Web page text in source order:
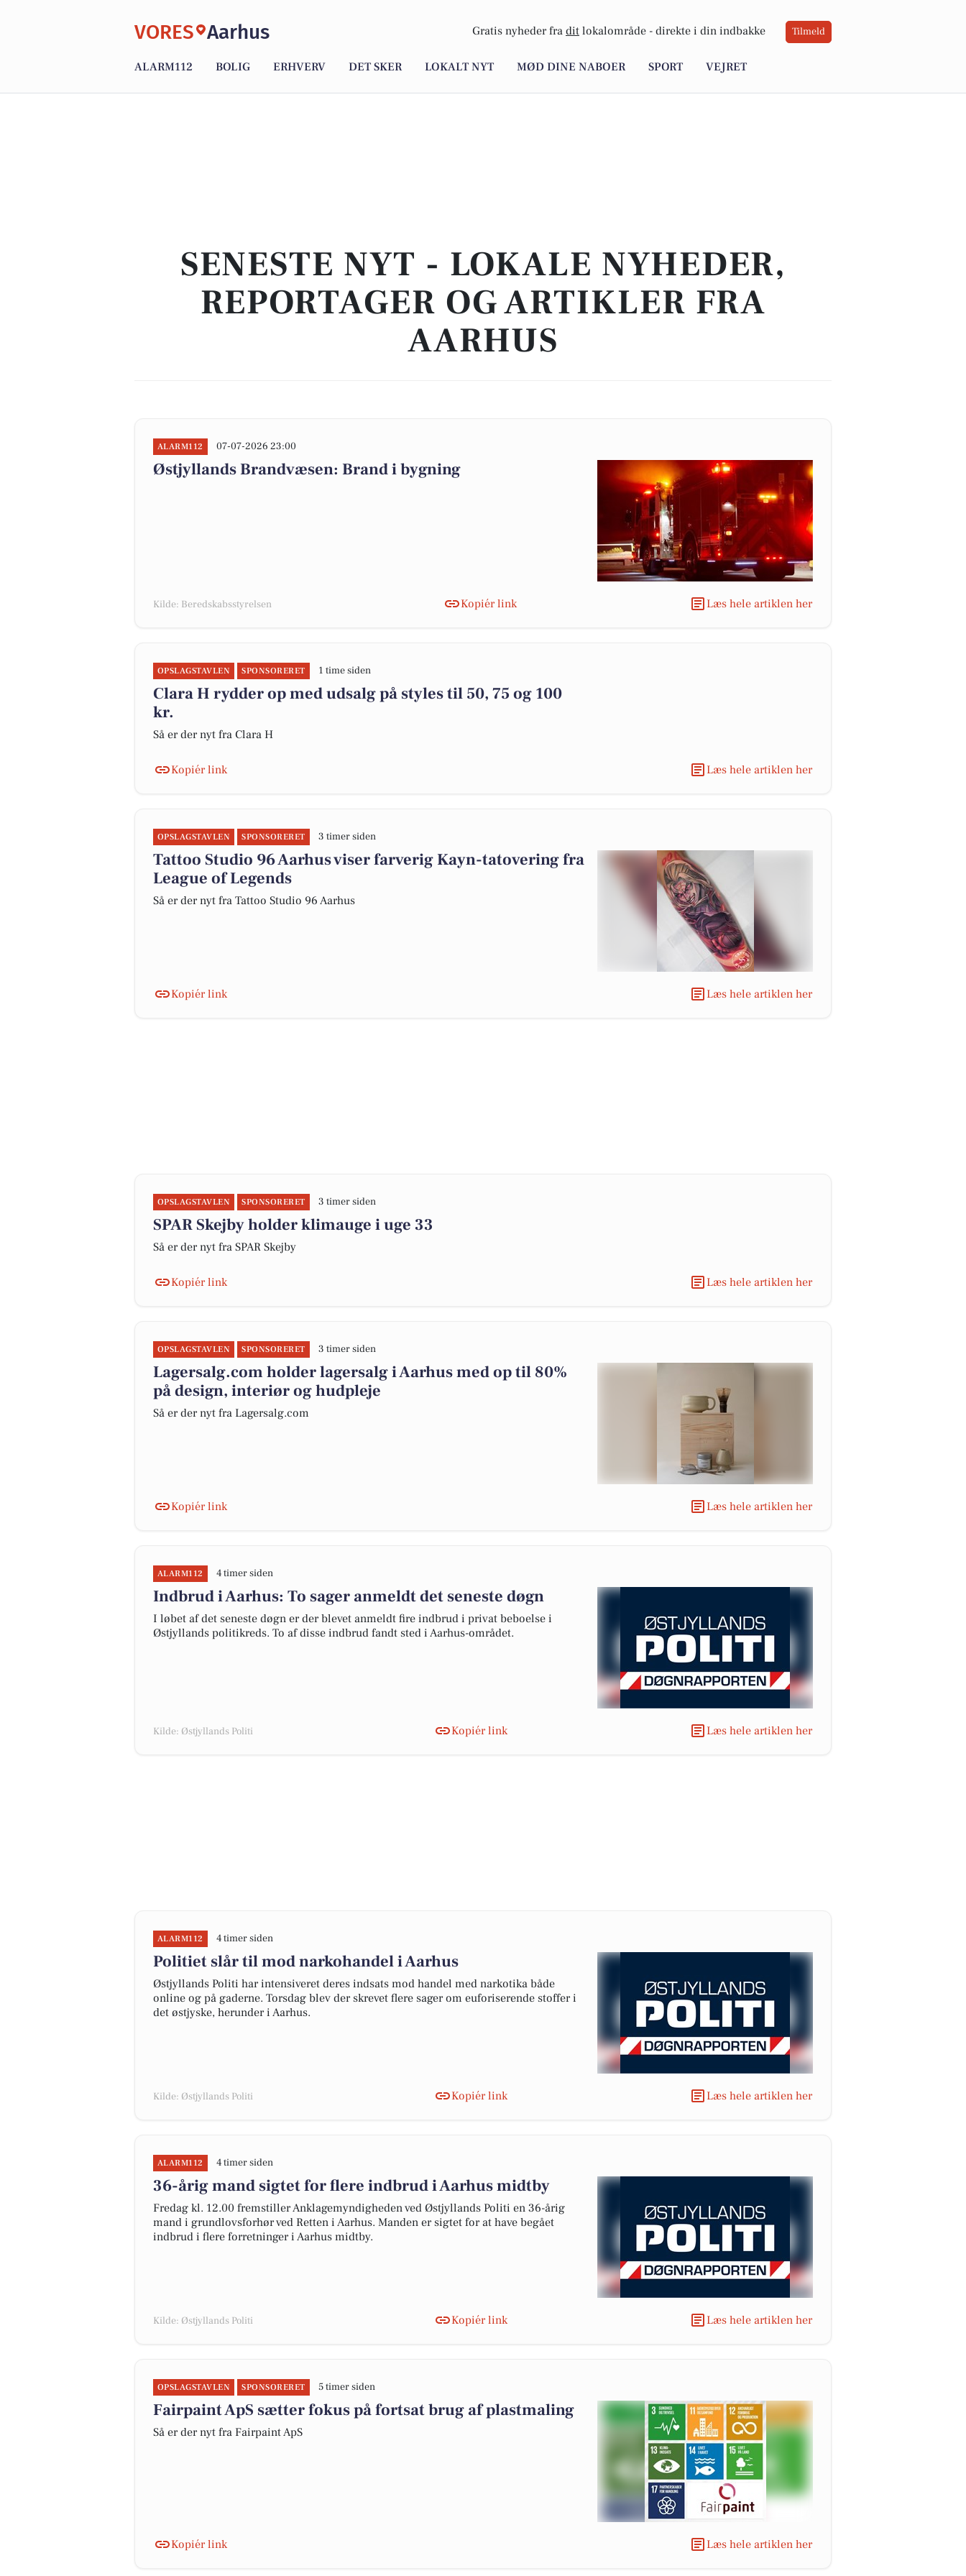
VORES Aarhus Gratis nyheder fra dit lokalområde - direkte i din indbakke Tilmeld
ALARM112 BOLIG ERHVERV DET SKER LOKALT NYT MØD DINE NABOER SPORT VEJRET
SENESTE NYT - LOKALE NYHEDER,
REPORTAGER OG ARTIKLER FRA
AARHUS
ALARM112 07-07-2026 23:00
Østjyllands Brandvæsen: Brand i bygning
Kilde: Beredskabsstyrelsen Kopiér link Læs hele artiklen her
OPSLAGSTAVLEN SPONSORERET 1 time siden
Clara H rydder op med udsalg på styles til 50, 75 og 100
kr.
Så er der nyt fra Clara H
Kopiér link Læs hele artiklen her
OPSLAGSTAVLEN SPONSORERET 3 timer siden
Tattoo Studio 96 Aarhus viser farverig Kayn-tatovering fra
League of Legends
Så er der nyt fra Tattoo Studio 96 Aarhus
Kopiér link Læs hele artiklen her
OPSLAGSTAVLEN SPONSORERET 3 timer siden
SPAR Skejby holder klimauge i uge 33
Så er der nyt fra SPAR Skejby
Kopiér link Læs hele artiklen her
OPSLAGSTAVLEN SPONSORERET 3 timer siden
Lagersalg.com holder lagersalg i Aarhus med op til 80%
på design, interiør og hudpleje
Så er der nyt fra Lagersalg.com
Kopiér link Læs hele artiklen her
ALARM112 4 timer siden
Indbrud i Aarhus: To sager anmeldt det seneste døgn
I løbet af det seneste døgn er der blevet anmeldt fire indbrud i privat beboelse i
Østjyllands politikreds. To af disse indbrud fandt sted i Aarhus-området.
Kilde: Østjyllands Politi Kopiér link Læs hele artiklen her
ALARM112 4 timer siden
Politiet slår til mod narkohandel i Aarhus
Østjyllands Politi har intensiveret deres indsats mod handel med narkotika både
online og på gaderne. Torsdag blev der skrevet flere sager om euforiserende stoffer i
det østjyske, herunder i Aarhus.
Kilde: Østjyllands Politi Kopiér link Læs hele artiklen her
ALARM112 4 timer siden
36-årig mand sigtet for flere indbrud i Aarhus midtby
Fredag kl. 12.00 fremstiller Anklagemyndigheden ved Østjyllands Politi en 36-årig
mand i grundlovsforhør ved Retten i Aarhus. Manden er sigtet for at have begået
indbrud i flere forretninger i Aarhus midtby.
Kilde: Østjyllands Politi Kopiér link Læs hele artiklen her
OPSLAGSTAVLEN SPONSORERET 5 timer siden
Fairpaint ApS sætter fokus på fortsat brug af plastmaling
Så er der nyt fra Fairpaint ApS
Kopiér link Læs hele artiklen her